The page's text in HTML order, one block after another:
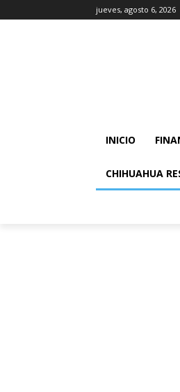
jueves, agosto 6, 2026
INICIO
CHIHUAHUA